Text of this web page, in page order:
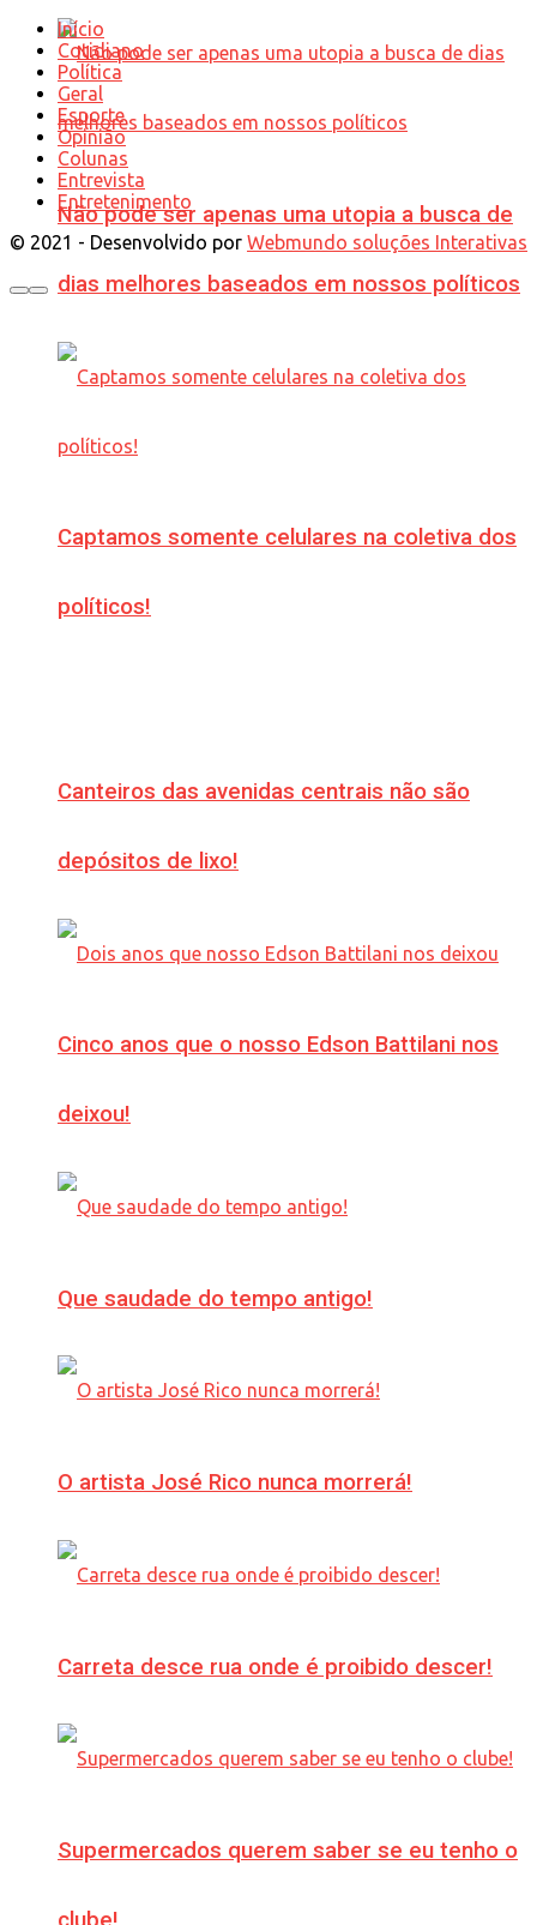
Não pode ser apenas uma utopia a busca de
dias melhores baseados em nossos políticos
Captamos somente celulares na coletiva dos
políticos!
Canteiros das avenidas centrais não são
depósitos de lixo!
Cinco anos que o nosso Edson Battilani nos
deixou!
Que saudade do tempo antigo!
O artista José Rico nunca morrerá!
Carreta desce rua onde é proibido descer!
Supermercados querem saber se eu tenho o
Início
Cotidiano
Política
Geral
Esporte
Opinião
Colunas
Entrevista
Entretenimento
© 2021 - Desenvolvido por Webmundo soluções Interativas